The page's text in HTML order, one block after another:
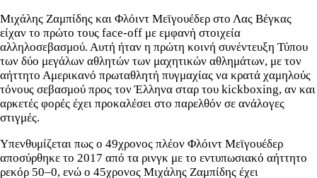
Μιχάλης Ζαμπίδης και Φλόιντ Μεϊγουέδερ στο Λας Βέγκας
είχαν το πρώτο τους face-off με εμφανή στοιχεία
αλληλοσεβασμού. Αυτή ήταν η πρώτη κοινή συνέντευξη Τύπου
των δύο μεγάλων αθλητών των μαχητικών αθλημάτων, με τον
αήττητο Αμερικανό πρωταθλητή πυγμαχίας να κρατά χαμηλούς
τόνους σεβασμού προς τον Έλληνα σταρ του kickboxing, αν και
αρκετές φορές έχει προκαλέσει στο παρελθόν σε ανάλογες
στιγμές.
Υπενθυμίζεται πως ο 49χρονος πλέον Φλόιντ Μεϊγουέδερ
αποσύρθηκε το 2017 από τα ρινγκ με το εντυπωσιακό αήττητο
ρεκόρ 50–0, ενώ ο 45χρονος Μιχάλης Ζαμπίδης έχει